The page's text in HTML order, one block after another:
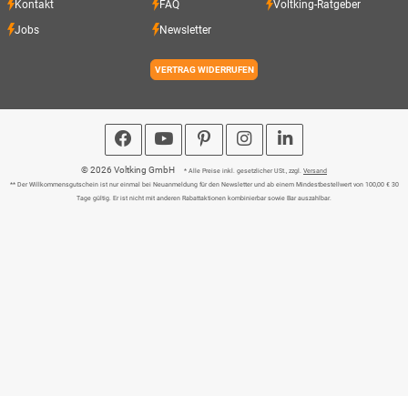
Kontakt FAQ Voltking-Ratgeber
Jobs Newsletter
VERTRAG WIDERRUFEN
© 2026 Voltking GmbH * Alle Preise inkl. gesetzlicher USt., zzgl. Versand
** Der Willkommensgutschein ist nur einmal bei Neuanmeldung für den Newsletter und ab einem Mindestbestellwert von 100,00 € 30
Tage gültig. Er ist nicht mit anderen Rabattaktionen kombinierbar sowie Bar auszahlbar.